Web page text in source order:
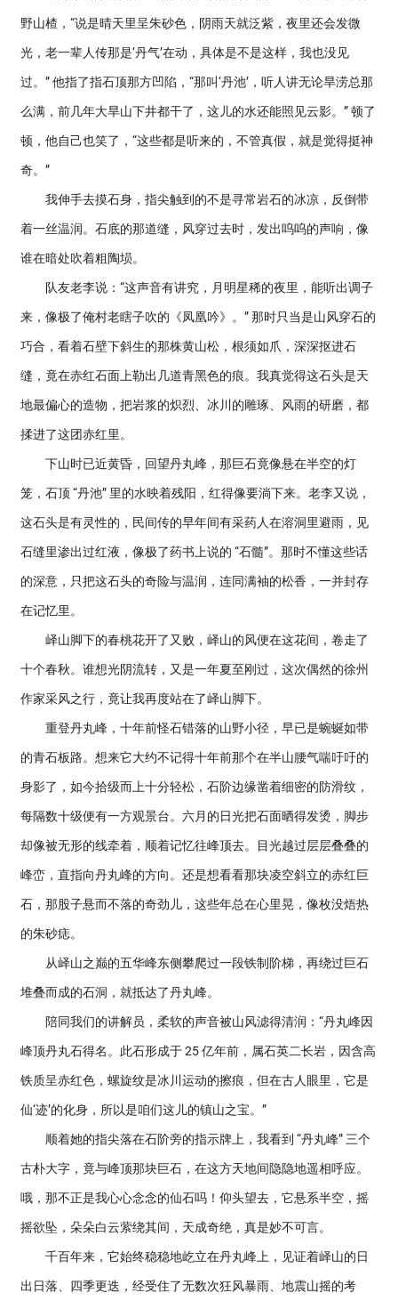
野山楂，“说是晴天里呈朱砂色，阴雨天就泛紫，夜里还会发微
光，老一辈人传那是‘丹气’在动，具体是不是这样，我也没见
过。” 他指了指石顶那方凹陷，“那叫‘丹池’，听人讲无论旱涝总那
么满，前几年大旱山下井都干了，这儿的水还能照见云影。” 顿了
顿，他自己也笑了，“这些都是听来的，不管真假，就是觉得挺神
奇。”
我伸手去摸石身，指尖触到的不是寻常岩石的冰凉，反倒带
着一丝温润。石底的那道缝，风穿过去时，发出呜呜的声响，像
谁在暗处吹着粗陶埙。
队友老李说：“这声音有讲究，月明星稀的夜里，能听出调子
来，像极了俺村老瞎子吹的《凤凰吟》。” 那时只当是山风穿石的
巧合，看着石壁下斜生的那株黄山松，根须如爪，深深抠进石
缝，竟在赤红石面上勒出几道青黑色的痕。我真觉得这石头是天
地最偏心的造物，把岩浆的炽烈、冰川的雕琢、风雨的研磨，都
揉进了这团赤红里。
下山时已近黄昏，回望丹丸峰，那巨石竟像悬在半空的灯
笼，石顶 “丹池” 里的水映着残阳，红得像要淌下来。老李又说，
这石头是有灵性的，民间传的早年间有采药人在溶洞里避雨，见
石缝里渗出过红液，像极了药书上说的 “石髓”。那时不懂这些话
的深意，只把这石头的奇险与温润，连同满袖的松香，一并封存
在记忆里。
峄山脚下的春桃花开了又败，峄山的风便在这花间，卷走了
十个春秋。谁想光阴流转，又是一年夏至刚过，这次偶然的徐州
作家采风之行，竟让我再度站在了峄山脚下。
重登丹丸峰，十年前怪石错落的山野小径，早已是蜿蜒如带
的青石板路。想来它大约不记得十年前那个在半山腰气喘吁吁的
身影了，如今拾级而上十分轻松，石阶边缘凿着细密的防滑纹，
每隔数十级便有一方观景台。六月的日光把石面晒得发烫，脚步
却像被无形的线牵着，顺着记忆往峰顶去。目光越过层层叠叠的
峰峦，直指向丹丸峰的方向。还是想看看那块凌空斜立的赤红巨
石，那股子悬而不落的奇劲儿，这些年总在心里晃，像枚没焐热
的朱砂痣。
从峄山之巅的五华峰东侧攀爬过一段铁制阶梯，再绕过巨石
堆叠而成的石洞，就抵达了丹丸峰。
陪同我们的讲解员，柔软的声音被山风滤得清润：“丹丸峰因
峰顶丹丸石得名。此石形成于 25 亿年前，属石英二长岩，因含高
铁质呈赤红色，螺旋纹是冰川运动的擦痕，但在古人眼里，它是
仙‘迹’的化身，所以是咱们这儿的镇山之宝。”
顺着她的指尖落在石阶旁的指示牌上，我看到 “丹丸峰” 三个
古朴大字，竟与峰顶那块巨石，在这方天地间隐隐地遥相呼应。
哦，那不正是我心心念念的仙石吗！仰头望去，它悬系半空，摇
摇欲坠，朵朵白云萦绕其间，天成奇绝，真是妙不可言。
千百年来，它始终稳稳地屹立在丹丸峰上，见证着峄山的日
出日落、四季更迭，经受住了无数次狂风暴雨、地震山摇的考